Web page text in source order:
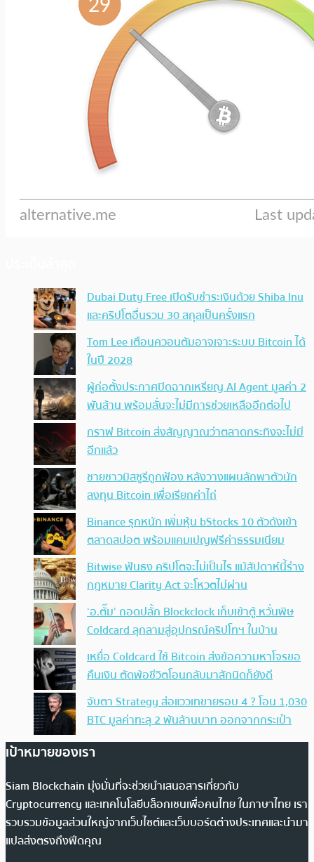
Dubai Duty Free เปิดรับชำระเงินด้วย Shiba Inu
และคริปโตอื่นรวม 30 สกุลเป็นครั้งแรก
Tom Lee เตือนควอนตัมอาจเจาะระบบ Bitcoin ได้
ในปี 2028
ผู้ก่อตั้งประกาศปิดฉากเหรียญ AI Agent มูลค่า 2
พันล้าน พร้อมลั่นจะไม่มีการช่วยเหลืออีกต่อไป
กราฟ Bitcoin ส่งสัญญาณว่าตลาดกระทิงจะไม่มี
อีกแล้ว
ชายชาวมิสซูรีถูกฟ้อง หลังวางแผนลักพาตัวนัก
ลงทุน Bitcoin เพื่อเรียกค่าไถ่
Binance รุกหนัก เพิ่มหุ้น bStocks 10 ตัวดังเข้า
ตลาดสปอต พร้อมแคมเปญฟรีค่าธรรมเนียม
Bitwise ฟันธง คริปโตจะไม่เป็นไร แม้สัปดาห์นี้ร่าง
กฎหมาย Clarity Act จะโหวตไม่ผ่าน
‘อ.ตั๊ม’ ถอดปลั้ก Blockclock เก็บเข้าตู้ หวั่นพิษ
Coldcard ลุกลามสู่อุปกรณ์คริปโทฯ ในบ้าน
เหยื่อ Coldcard ใช้ Bitcoin ส่งข้อความหาโจรขอ
คืนเงิน ตัดพ้อชีวิตโอนกลับมาสักนิดก็ยังดี
จับตา Strategy ส่อแววเทขายรอบ 4 ? โอน 1,030
BTC มูลค่าทะลุ 2 พันล้านบาท ออกจากกระเป๋า
เป้าหมายของเรา
Siam Blockchain มุ่งมั่นที่จะช่วยนำเสนอสารเกี่ยวกับ
Cryptocurrency และเทคโนโลยีบล็อกเชนเพื่อคนไทย ในภาษาไทย เรา
รวบรวมข้อมูลส่วนใหญ่จากเว็บไซต์และเว็บบอร์ดต่างประเทศและนำมา
แปลส่งตรงถึงฟีดคุณ